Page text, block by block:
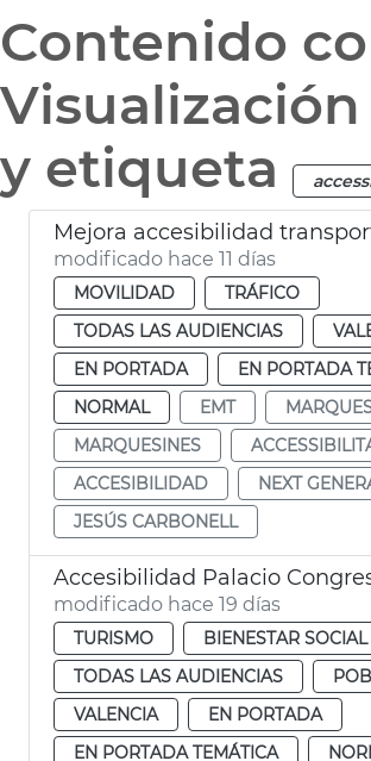
Contenido
Visualización
y etiqueta
Mejora accesibilidad
modificado hace 11 días
MOVILIDAD
TRÁFICO
TODAS LAS AUDIENCIAS
EN PORTADA
EN PORTADA
NORMAL
EMT
MARQUESINES
ACCESIBILIDAD
NEXT
JESÚS CARBONELL
modificado hace 19 días
TURISMO
BIENESTAR SOCIAL
TODAS LAS AUDIENCIAS
VALENCIA
EN PORTADA
EN PORTADA TEMÁTICA